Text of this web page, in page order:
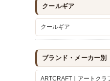
クールギア
クールギア
ブランド・メーカー別
ARTCRAFT｜アートクラ